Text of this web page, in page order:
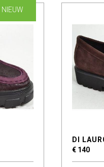
NIEUW
DI
€ 140